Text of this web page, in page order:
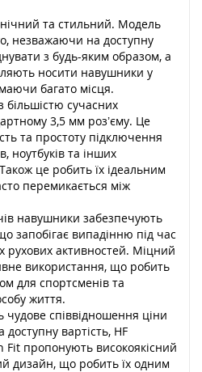
та стильний. Модель
незважаючи на доступну
з будь-яким образом, а
носити навушники у
багато місця.
більшістю сучасних
3,5 мм роз’єму. Це
та простоту підключення
ноутбуків та інших
це робить їх ідеальним
перемикається між
навушники забезпечують
запобігає випадінню під час
рухових активностей. Міцний
використання, що робить
для спортсменів та
життя.
чудове співвідношення ціни
вартість, HF
пропонують високоякісний
дизайн, що робить їх одним